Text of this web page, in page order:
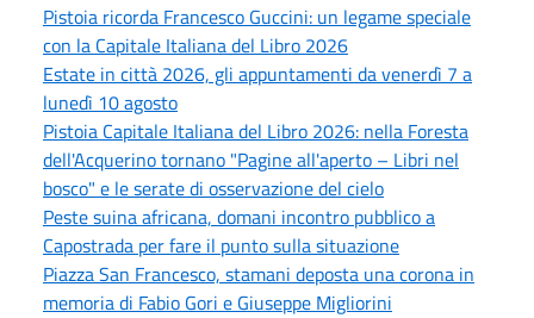
Pistoia ricorda Francesco Guccini: un legame speciale
con la Capitale Italiana del Libro 2026
Estate in città 2026, gli appuntamenti da venerdì 7 a
lunedì 10 agosto
Pistoia Capitale Italiana del Libro 2026: nella Foresta
dell'Acquerino tornano "Pagine all'aperto – Libri nel
bosco" e le serate di osservazione del cielo
Peste suina africana, domani incontro pubblico a
Capostrada per fare il punto sulla situazione
Piazza San Francesco, stamani deposta una corona in
memoria di Fabio Gori e Giuseppe Migliorini